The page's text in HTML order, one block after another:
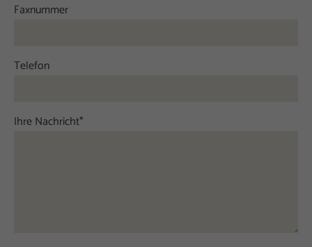
Faxnummer
Telefon
Ihre Nachricht*